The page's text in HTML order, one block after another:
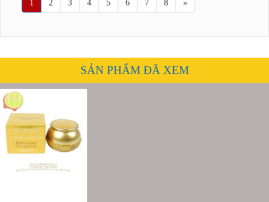
1 2 3 4 5 6 7 8 »
SẢN PHẨM ĐÃ XEM